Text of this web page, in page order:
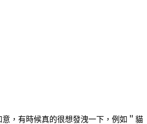
意，有時候真的很想發洩一下，例如＂貓